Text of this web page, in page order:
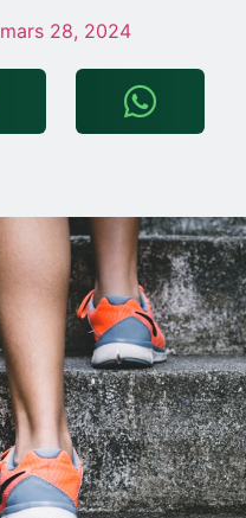
mars 28, 2024